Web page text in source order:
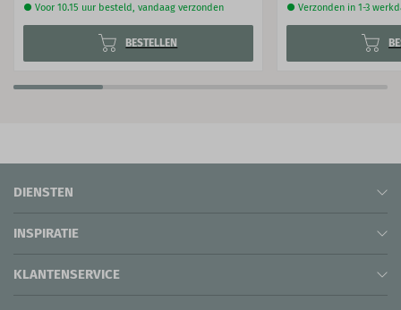
● Voor 10.15 uur besteld, vandaag verzonden
BESTELLEN
● Verzonden in 1-3
DIENSTEN
INSPIRATIE
KLANTENSERVICE